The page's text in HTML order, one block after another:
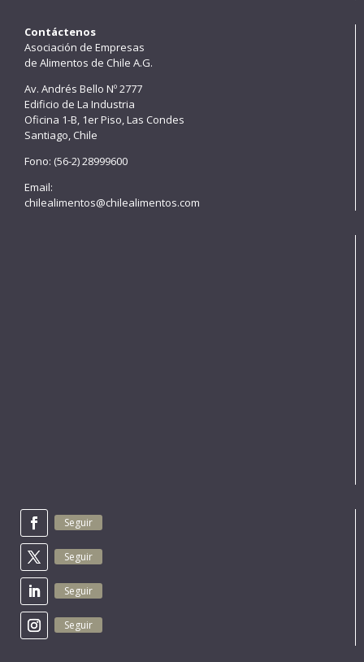
Contáctenos
Asociación de Empresas
de Alimentos de Chile A.G.
Av. Andrés Bello Nº 2777
Edificio de La Industria
Oficina 1-B, 1er Piso, Las Condes
Santiago, Chile
Fono: (56-2) 28999600
Email:
chilealimentos@chilealimentos.com
Seguir
Seguir
Seguir
Seguir